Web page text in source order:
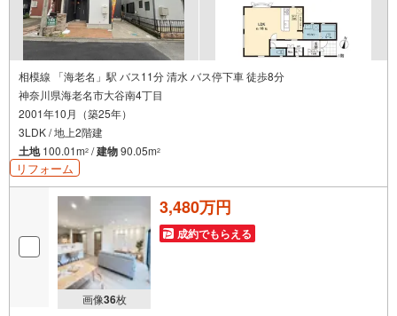
相模線 「海老名」駅 バス11分 清水 バス停下車 徒歩8分
神奈川県海老名市大谷南4丁目
2001年10月（築25年）
3LDK / 地上2階建
土地100.01m2 /建物90.05m2
リフォーム
画像36枚
3,480万円
成約でもらえる